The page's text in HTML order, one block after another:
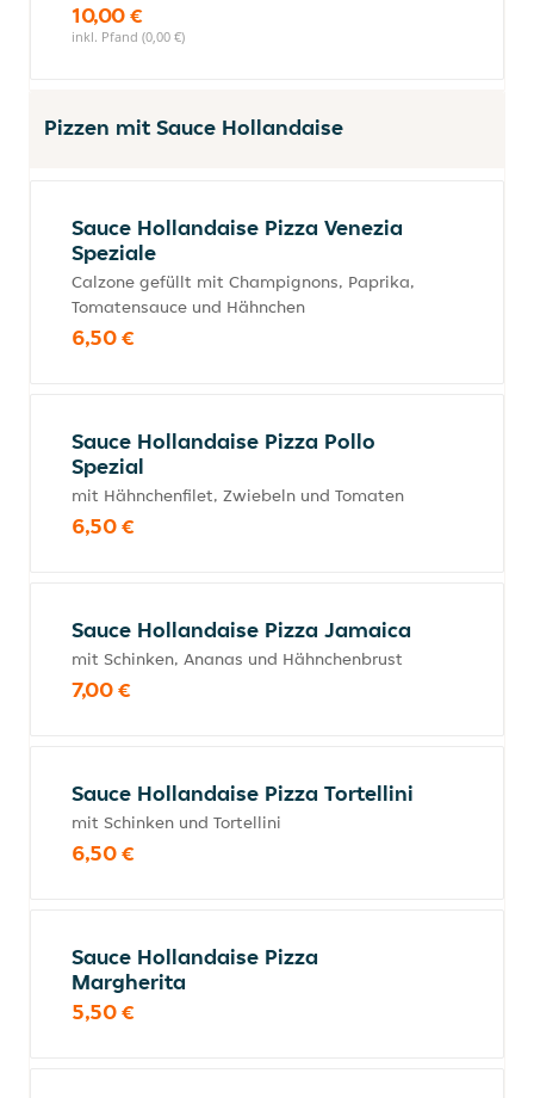
10,00 €
inkl. Pfand (0,00 €)
Pizzen mit Sauce Hollandaise
Sauce Hollandaise Pizza Venezia
Speziale
Calzone gefüllt mit Champignons, Paprika,
Tomatensauce und Hähnchen
6,50 €
Sauce Hollandaise Pizza Pollo
Spezial
mit Hähnchenfilet, Zwiebeln und Tomaten
6,50 €
Sauce Hollandaise Pizza Jamaica
mit Schinken, Ananas und Hähnchenbrust
7,00 €
Sauce Hollandaise Pizza Tortellini
mit Schinken und Tortellini
6,50 €
Sauce Hollandaise Pizza
Margherita
5,50 €